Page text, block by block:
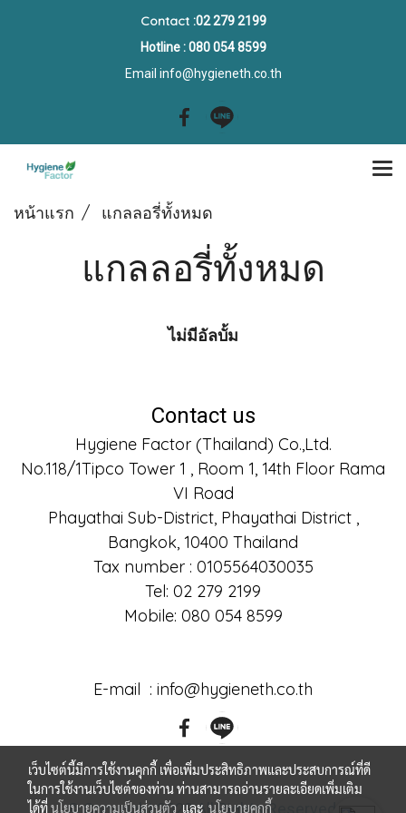
Contact :02 279 2199
Hotline : 080 054 8599
Email info@hygieneth.co.th
หน้าแรก แกลลอรี่ทั้งหมด
แกลลอรี่ทั้งหมด
ไม่มีอัลบั้ม
Contact us
Hygiene Factor (Thailand) Co.,Ltd.
No.118/1Tipco Tower 1 , Room 1, 14th Floor Rama
VI Road
Phayathai Sub-District, Phayathai District ,
Bangkok, 10400 Thailand
Tax number : 0105564030035
Tel: 02 279 2199
Mobile: 080 054 8599
E-mail : info@hygieneth.co.th
© Copyright 2022 All Rights Reserved.
เว็บไซต์นี้มีการใช้งานคุกกี้ เพื่อเพิ่มประสิทธิภาพและประสบการณ์ที่ดี
ในการใช้งานเว็บไซต์ของท่าน ท่านสามารถอ่านรายละเอียดเพิ่มเติม
ได้ที่นโยบายความเป็นส่วนตัว และ นโยบายคุกกี้